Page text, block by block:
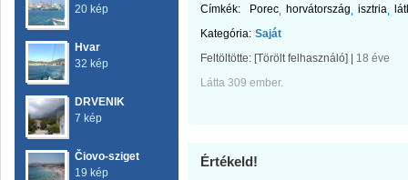
20 kép
Hvar
32 kép
DRVENIK
7 kép
Čiovo-sziget
19 kép
Címkék: Porec horvátország isztria
Kategória: Saját
Feltöltötte: [Törölt felhasználó]
18 éve
Látta 309 ember.
Értékeld!